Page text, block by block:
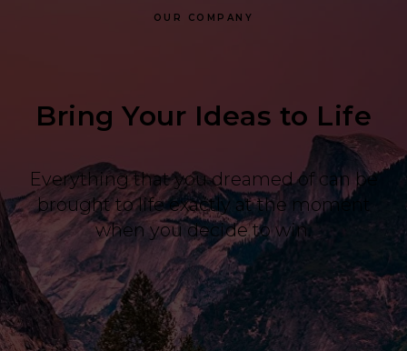
OUR COMPANY
Bring Your Ideas to Life
Everything that you dreamed of can be
brought to life exactly at the moment
when you decide to win.